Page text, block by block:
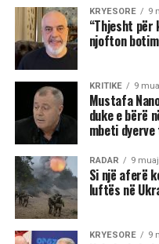
KRYESORE 9
“Thjesht për
njofton
KRITIKE 9
Mustafa
duke e bërë
mbeti
RADAR 9
Si një aferë
luftës në
KRYESORE 9